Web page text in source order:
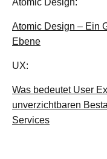
Atomic Design – Ein
Ebene
UX:
Was bedeutet User
unverzichtbaren
Services